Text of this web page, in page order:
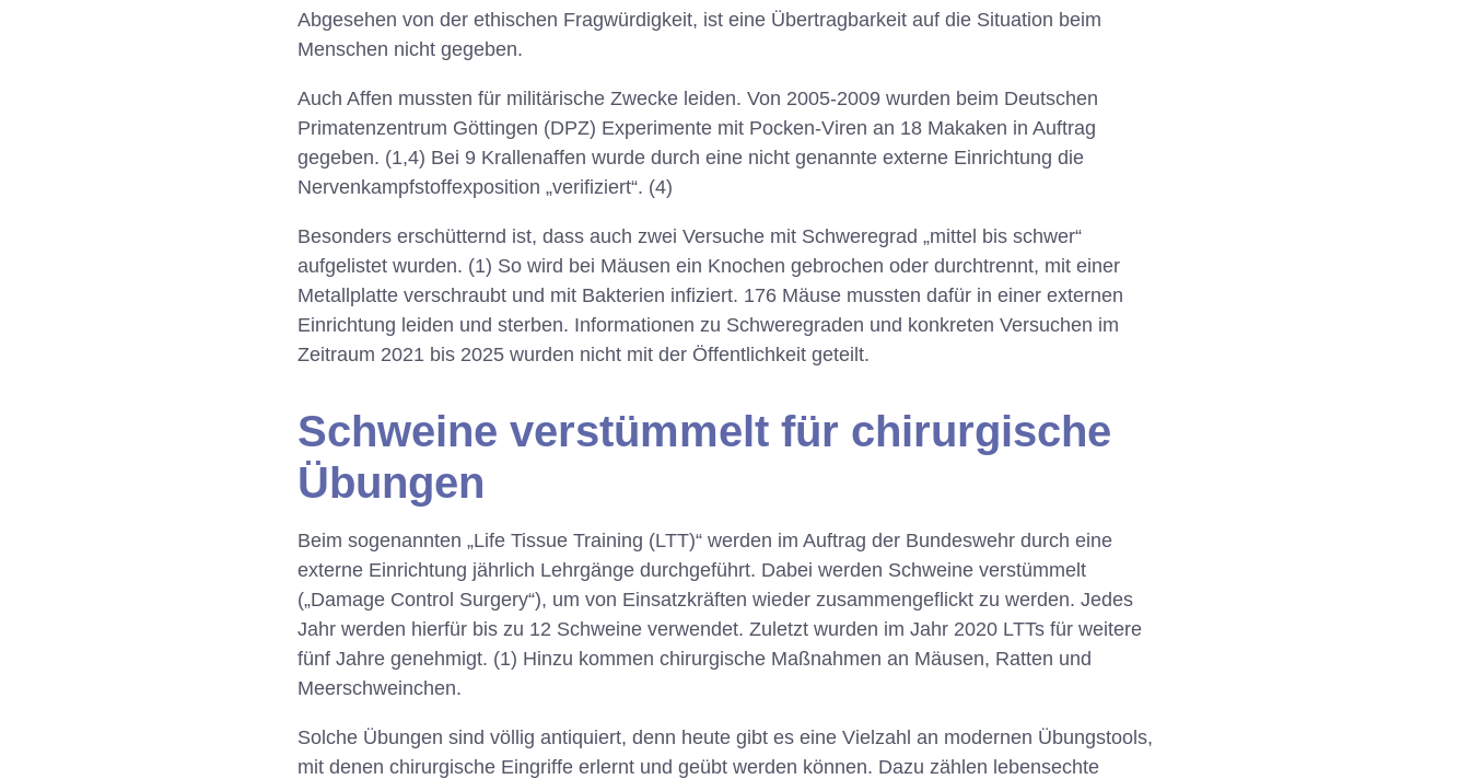
Abgesehen von der ethischen Fragwürdigkeit, ist eine Übertragbarkeit auf die Situation beim
Menschen nicht gegeben.
Auch Affen mussten für militärische Zwecke leiden. Von 2005-2009 wurden beim Deutschen
Primatenzentrum Göttingen (DPZ) Experimente mit Pocken-Viren an 18 Makaken in Auftrag
gegeben. (1,4) Bei 9 Krallenaffen wurde durch eine nicht genannte externe Einrichtung die
Nervenkampfstoffexposition „verifiziert“. (4)
Besonders erschütternd ist, dass auch zwei Versuche mit Schweregrad „mittel bis schwer“
aufgelistet wurden. (1) So wird bei Mäusen ein Knochen gebrochen oder durchtrennt, mit einer
Metallplatte verschraubt und mit Bakterien infiziert. 176 Mäuse mussten dafür in einer externen
Einrichtung leiden und sterben. Informationen zu Schweregraden und konkreten Versuchen im
Zeitraum 2021 bis 2025 wurden nicht mit der Öffentlichkeit geteilt.
Schweine verstümmelt für chirurgische
Übungen
Beim sogenannten „Life Tissue Training (LTT)“ werden im Auftrag der Bundeswehr durch eine
externe Einrichtung jährlich Lehrgänge durchgeführt. Dabei werden Schweine verstümmelt
(„Damage Control Surgery“), um von Einsatzkräften wieder zusammengeflickt zu werden. Jedes
Jahr werden hierfür bis zu 12 Schweine verwendet. Zuletzt wurden im Jahr 2020 LTTs für weitere
fünf Jahre genehmigt. (1) Hinzu kommen chirurgische Maßnahmen an Mäusen, Ratten und
Meerschweinchen.
Solche Übungen sind völlig antiquiert, denn heute gibt es eine Vielzahl an modernen Übungstools,
mit denen chirurgische Eingriffe erlernt und geübt werden können. Dazu zählen lebensechte